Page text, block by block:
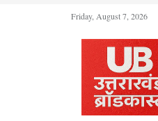
Friday, August 7, 2026